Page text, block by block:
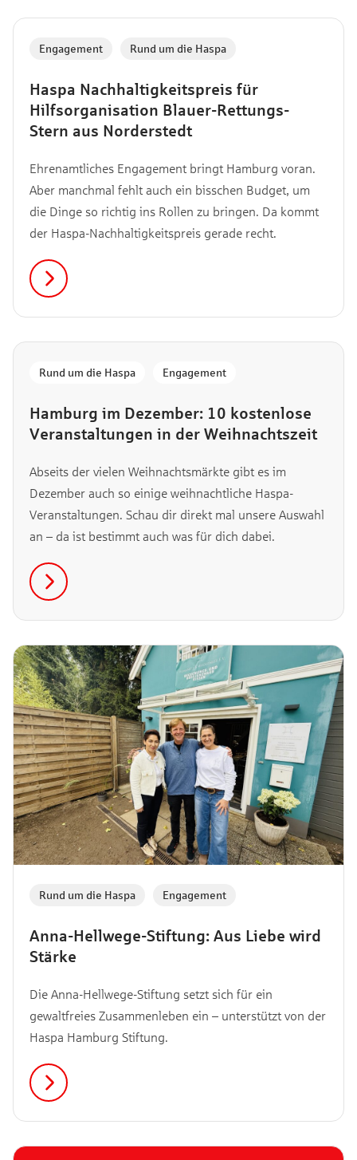
Haspa Nachhaltigkeitspreis für
Hilfsorganisation Blauer-Rettungs-
Stern aus Norderstedt
Engagement Rund um die Haspa
Ehrenamtliches Engagement bringt Hamburg voran.
Aber manchmal fehlt auch ein bisschen Budget, um
die Dinge so richtig ins Rollen zu bringen. Da kommt
der Haspa-Nachhaltigkeitspreis gerade recht.
Hamburg im Dezember: 10 kostenlose
Veranstaltungen in der Weihnachtszeit
Rund um die Haspa Engagement
Abseits der vielen Weihnachtsmärkte gibt es im
Dezember auch so einige weihnachtliche Haspa-
Veranstaltungen. Schau dir direkt mal unsere Auswahl
an – da ist bestimmt auch was für dich dabei.
Anna-Hellwege-Stiftung: Aus Liebe wird
Stärke
Rund um die Haspa Engagement
Die Anna-Hellwege-Stiftung setzt sich für ein
gewaltfreies Zusammenleben ein – unterstützt von der
Haspa Hamburg Stiftung.